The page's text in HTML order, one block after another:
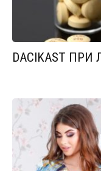
DACIKAST